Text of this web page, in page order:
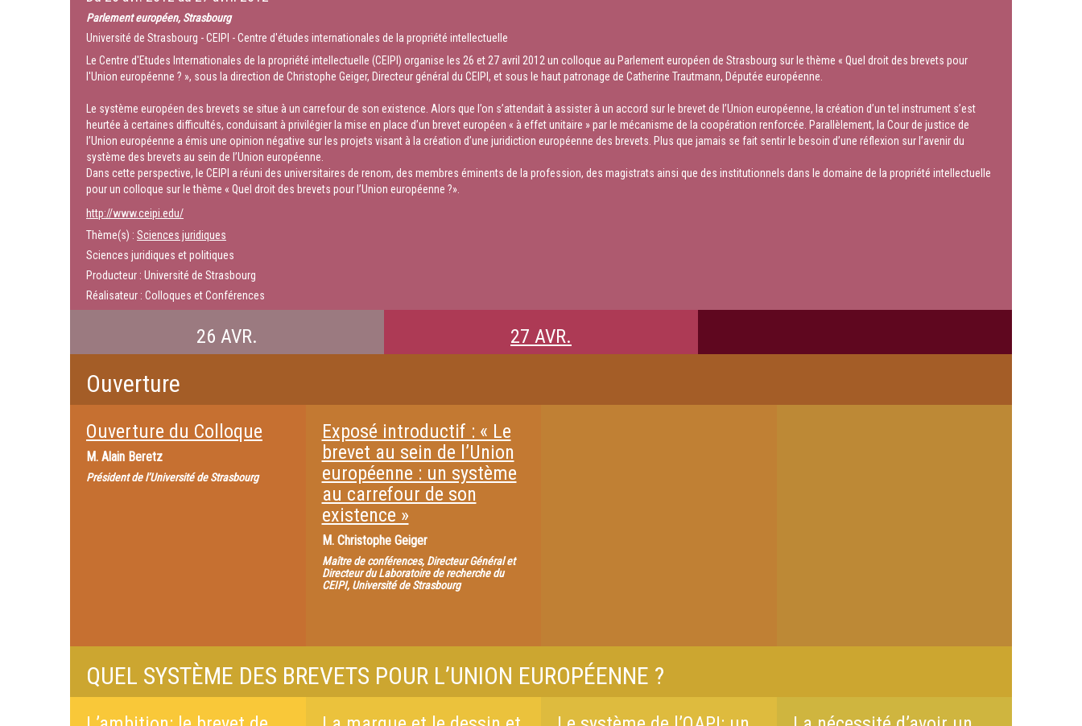
Parlement européen, Strasbourg
Université de Strasbourg - CEIPI - Centre d'études internationales de la propriété intellectuelle
Le Centre d'Etudes Internationales de la propriété intellectuelle (CEIPI) organise les 26 et 27 avril 2012 un colloque au Parlement européen de Strasbourg sur le thème « Quel droit des brevets pour
l'Union européenne ? », sous la direction de Christophe Geiger, Directeur général du CEIPI, et sous le haut patronage de Catherine Trautmann, Députée européenne.
Le système européen des brevets se situe à un carrefour de son existence. Alors que l’on s’attendait à assister à un accord sur le brevet de l’Union européenne, la création d’un tel instrument s’est
heurtée à certaines difficultés, conduisant à privilégier la mise en place d’un brevet européen « à effet unitaire » par le mécanisme de la coopération renforcée. Parallèlement, la Cour de justice de
l’Union européenne a émis une opinion négative sur les projets visant à la création d’une juridiction européenne des brevets. Plus que jamais se fait sentir le besoin d’une réflexion sur l’avenir du
système des brevets au sein de l’Union européenne.
Dans cette perspective, le CEIPI a réuni des universitaires de renom, des membres éminents de la profession, des magistrats ainsi que des institutionnels dans le domaine de la propriété intellectuelle
pour un colloque sur le thème « Quel droit des brevets pour l’Union européenne ?».
http://www.ceipi.edu/
Thème(s) : Sciences juridiques
Sciences juridiques et politiques
Producteur : Université de Strasbourg
Réalisateur : Colloques et Conférences
26 AVR. 27 AVR.
Ouverture
Ouverture du Colloque
M. Alain Beretz
Président de l’Université de Strasbourg
Exposé introductif : « Le
brevet au sein de l’Union
européenne : un système
au carrefour de son
existence »
M. Christophe Geiger
Maître de conférences, Directeur Général et
Directeur du Laboratoire de recherche du
CEIPI, Université de Strasbourg
QUEL SYSTÈME DES BREVETS POUR L’UNION EUROPÉENNE ?